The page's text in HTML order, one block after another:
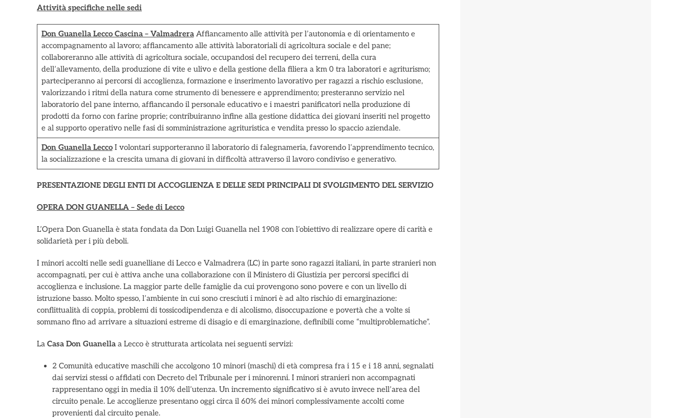
Attività specifiche nelle sedi
Don Guanella Lecco Cascina – ValmadreraAffiancamento alle attività per l’autonomia e di orientamento e
accompagnamento al lavoro; affiancamento alle attività laboratoriali di agricoltura sociale e del pane;
collaboreranno alle attività di agricoltura sociale, occupandosi del recupero dei terreni, della cura
dell’allevamento, della produzione di vite e ulivo e della gestione della filiera a km 0 tra laboratori e agriturismo;
parteciperanno ai percorsi di accoglienza, formazione e inserimento lavorativo per ragazzi a rischio esclusione,
valorizzando i ritmi della natura come strumento di benessere e apprendimento; presteranno servizio nel
laboratorio del pane interno, affiancando il personale educativo e i maestri panificatori nella produzione di
prodotti da forno con farine proprie; contribuiranno infine alla gestione didattica dei giovani inseriti nel progetto
e al supporto operativo nelle fasi di somministrazione agrituristica e vendita presso lo spaccio aziendale.
Don Guanella LeccoI volontari supporteranno il laboratorio di falegnameria, favorendo l’apprendimento tecnico,
la socializzazione e la crescita umana di giovani in difficoltà attraverso il lavoro condiviso e generativo.
PRESENTAZIONE DEGLI ENTI DI ACCOGLIENZA E DELLE SEDI PRINCIPALI DI SVOLGIMENTO DEL SERVIZIO
OPERA DON GUANELLA – Sede di Lecco
L’Opera Don Guanella è stata fondata da Don Luigi Guanella nel 1908 con l’obiettivo di realizzare opere di carità e
solidarietà per i più deboli.
I minori accolti nelle sedi guanelliane di Lecco e Valmadrera (LC) in parte sono ragazzi italiani, in parte stranieri non
accompagnati, per cui è attiva anche una collaborazione con il Ministero di Giustizia per percorsi specifici di
accoglienza e inclusione. La maggior parte delle famiglie da cui provengono sono povere e con un livello di
istruzione basso. Molto spesso, l’ambiente in cui sono cresciuti i minori è ad alto rischio di emarginazione:
conflittualità di coppia, problemi di tossicodipendenza e di alcolismo, disoccupazione e povertà che a volte si
sommano fino ad arrivare a situazioni estreme di disagio e di emarginazione, definibili come “multiproblematiche”.
La Casa Don Guanella a Lecco è strutturata articolata nei seguenti servizi:
2 Comunità educative maschili che accolgono 10 minori (maschi) di età compresa fra i 15 e i 18 anni, segnalati
dai servizi stessi o affidati con Decreto del Tribunale per i minorenni. I minori stranieri non accompagnati
rappresentano oggi in media il 10% dell’utenza. Un incremento significativo si è avuto invece nell’area del
circuito penale. Le accoglienze presentano oggi circa il 60% dei minori complessivamente accolti come
provenienti dal circuito penale.